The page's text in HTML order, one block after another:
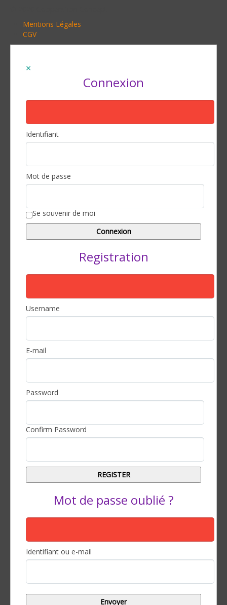
Mentions Légales
CGV
Connexion
Identifiant
Mot de passe
Se souvenir de moi
Registration
Username
E-mail
Password
Confirm Password
Mot de passe oublié ?
Identifiant ou e-mail